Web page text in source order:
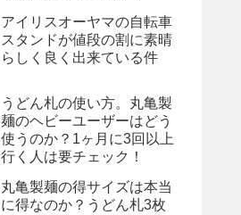
アイリスオーヤマの自転車
スタンドが値段の割に素晴
らしく良く出来ている件
うどん札の使い方。丸亀製
麺のヘビーユーザーはどう
使うのか？1ヶ月に3回以上
行く人は要チェック！
丸亀製麺の得サイズは本当
に得なのか？うどん札3枚